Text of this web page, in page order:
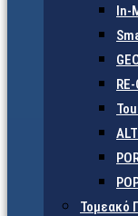
In-
Τομεακό